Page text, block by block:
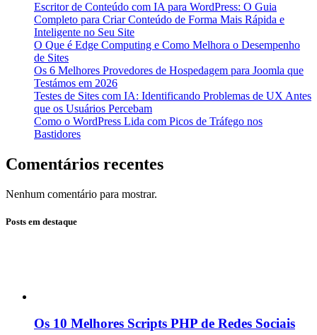
Escritor de Conteúdo com IA para WordPress: O Guia
Completo para Criar Conteúdo de Forma Mais Rápida e
Inteligente no Seu Site
O Que é Edge Computing e Como Melhora o Desempenho
de Sites
Os 6 Melhores Provedores de Hospedagem para Joomla que
Testámos em 2026
Testes de Sites com IA: Identificando Problemas de UX Antes
que os Usuários Percebam
Como o WordPress Lida com Picos de Tráfego nos
Bastidores
Comentários recentes
Nenhum comentário para mostrar.
Posts em destaque
Os 10 Melhores Scripts PHP de Redes Sociais